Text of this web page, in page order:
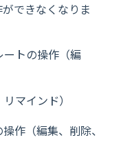
できなくなりま
トの操作（編
マインド）
作（編集、削除、